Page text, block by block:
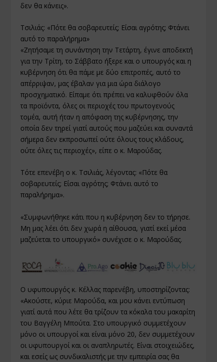
δεν θα κάνεις».
Τσιλιάς: «Πότε θα σοβαρευτείς; Είσαι αγρότης; Φτάνει
αυτό το παραλήρημα»
«Ζητήσαμε τη συνάντηση την Τετάρτη, έγινε αποδεκτή
για την Τρίτη, το Σάββατο ήξερε και ο υπουργός και η
κυβέρνηση ότι θα πάμε με δύο επιτροπές, αυτό το
απέρριψαν, μας έβαλαν για μια ώρα διάλογο
προσχηματικό. Είπαμε ότι πρέπει να καλυφθούν όλα
τα προϊόντα, όλες οι περιοχές του πρωτογενούς
τομέα, αυτή ήταν η απόφαση της κυβέρνησης, την
οποία δεν τηρεί γιατί αυτούς που μαζεύει και συναντά
σήμερα δεν εκπροσωπεί ούτε όλους τους κλάδους,
ούτε όλες τις περιοχές», είπε ο κ. Μαρούδας.
Τότε επενέβη ο κ. Τσιλιάς, λέγοντας: «Πότε θα
σοβαρευτείς; Είσαι αγρότης; Φτάνει αυτό το
παραλήρημα».
«Συμφωνήθηκε κάτι που η κυβέρνηση δεν το τήρησε.
Μη μας λέει ότι δεν χωρά η αίθουσα, γιατί εκεί μέσα
μαζεύεται το υπουργικό» συνέχισε ο κ. Μαρούδας.
Ο υφυπουργός κ. Κέλλας παρενέβη, υποστηρίζοντας:
«Ακούστε, κύριε Μαρούδα, και μου κάνει εντύπωση
γιατί αυτά που λέτε θα τρίζουν τα κόκαλα του μακαρίτη
του Βαγγέλη Μπούτα. Στο υπουργικό συμμετέχουν
μόνο οι υπουργοί και είναι μόνο 20, δεν συμμετέχουν
οι υφυπουργοί και οι αναπληρωτές. Είναι στοιχειώδες,
και εσείς ως συνδικαλιστής με την εμπειρία σας θα